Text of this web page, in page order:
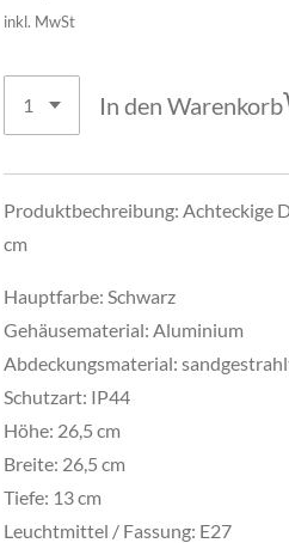
inkl. MwSt
In den Warenkorb
Produktbechreibung: Achteckige
cm
Hauptfarbe: Schwarz
Gehäusematerial: Aluminium
Abdeckungsmaterial:
Schutzart: IP44
Höhe: 26,5 cm
Breite: 26,5 cm
Tiefe: 13 cm
Leuchtmittel / Fassung: E27